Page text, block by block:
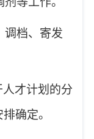
调档、寄发
才计划的分
确定。